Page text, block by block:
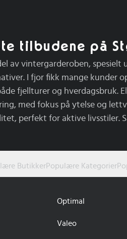
tilbudene på
av vintergarderoben, spesielt
I fjor fikk mange kunder
fjellturer og hverdagsbruk.
med fokus på ytelse og
perfekt for aktive livsstiler.
ButikkerPopulære Kategorier
Optimal
Valeo